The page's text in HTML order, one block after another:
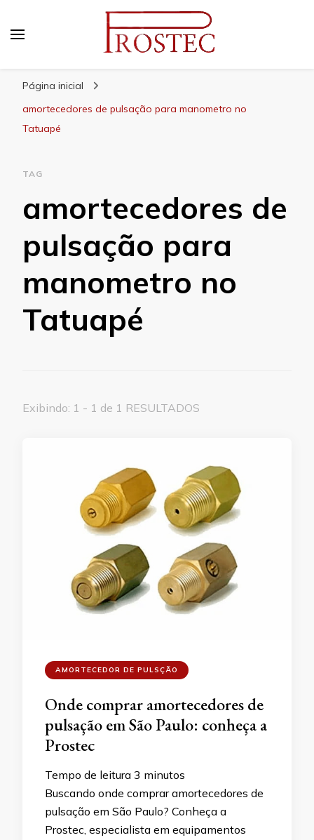
Página inicial
amortecedores de pulsação para manometro no
Tatuapé
TAG
amortecedores de
pulsação para
manometro no
Tatuapé
Exibindo: 1 - 1 de 1 RESULTADOS
AMORTECEDOR DE PULSÇÃO
Onde comprar amortecedores de
pulsação em São Paulo: conheça a
Prostec
Tempo de leitura 3 minutos
Buscando onde comprar amortecedores de
pulsação em São Paulo? Conheça a
Prostec, especialista em equipamentos